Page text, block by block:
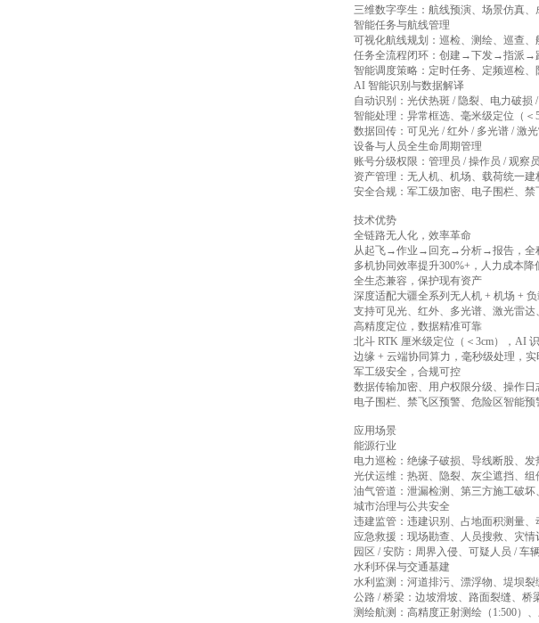
三维数字孪生：航线预演、场景仿真
智能任务与航线管理
可视化航线规划：巡检、测绘、巡查
任务全流程闭环：创建→下发→指派
智能调度策略：定时任务、定频巡检
AI 智能识别与数据解译
自动识别：光伏热斑 / 隐裂、电力破
智能处理：异常框选、毫米级定位（＜
数据回传：可见光 / 红外 / 多光谱 / 激
设备与人员全生命周期管理
账号分级权限：管理员 / 操作员 / 观察
资产管理：无人机、机场、载荷统一
安全合规：军工级加密、电子围栏、
技术优势
全链路无人化，效率革命
从起飞→作业→回充→分析→报告，全
多机协同效率提升300%+，人力成本
全生态兼容，保护现有资产
深度适配大疆全系列无人机 + 机场 +
支持可见光、红外、多光谱、激光雷
高精度定位，数据精准可靠
北斗 RTK 厘米级定位（＜3cm），AI
边缘 + 云端协同算力，毫秒级处理，
军工级安全，合规可控
数据传输加密、用户权限分级、操作日
电子围栏、禁飞区预警、危险区智能
应用场景
能源行业
电力巡检：绝缘子破损、导线断股、
光伏运维：热斑、隐裂、灰尘遮挡、组
油气管道：泄漏检测、第三方施工破坏
城市治理与公共安全
违建监管：违建识别、占地面积测量、
应急救援：现场勘查、人员搜救、灾
园区 / 安防：周界入侵、可疑人员 / 车
水利环保与交通基建
水利监测：河道排污、漂浮物、堤坝裂
公路 / 桥梁：边坡滑坡、路面裂缝、桥
测绘航测：高精度正射测绘（1:500）